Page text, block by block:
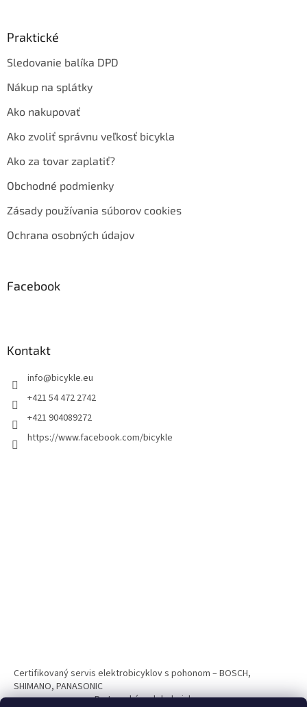
Praktické
Sledovanie balíka DPD
Nákup na splátky
Ako nakupovať
Ako zvoliť správnu veľkosť bicykla
Ako za tovar zaplatiť?
Obchodné podmienky
Zásady používania súborov cookies
Ochrana osobných údajov
Facebook
Kontakt
info@bicykle.eu
+421 54 472 2742
+421 904089272
https://www.facebook.com/bicykle
Certifikovaný servis elektrobicyklov s pohonom – BOSCH,
SHIMANO, PANASONIC
Partnerský web hokejshop.eu